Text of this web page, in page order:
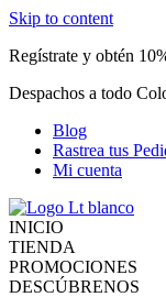
Skip to content
Regístrate y obtén
Despachos a todo
Blog
Rastrea tus
Mi cuenta
INICIO
TIENDA
PROMOCIONES
DESCÚBRENOS